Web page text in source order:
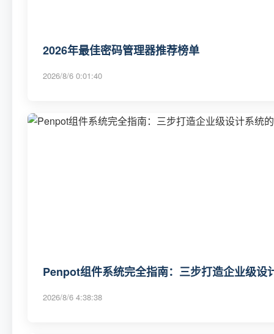
2026年最佳密码管理器推荐榜单
2026/8/6 0:01:40
Penpot组件系统完全指南：三步打造企业级设
2026/8/6 4:38:38